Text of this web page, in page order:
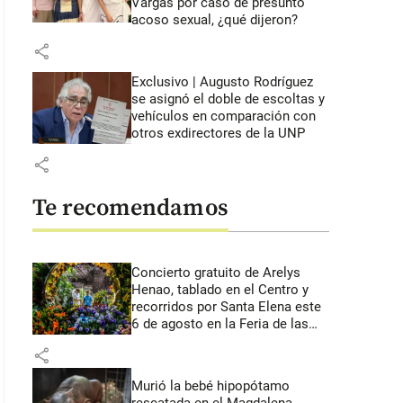
acoso sexual, ¿qué dijeron?
share
Exclusivo | Augusto Rodríguez
se asignó el doble de escoltas y
vehículos en comparación con
otros exdirectores de la UNP
share
Te recomendamos
Concierto gratuito de Arelys
Henao, tablado en el Centro y
recorridos por Santa Elena este
6 de agosto en la Feria de las
share
Murió la bebé hipopótamo